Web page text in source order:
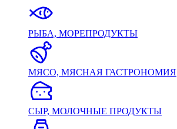
РЫБА, МОРЕПРОДУКТЫ
МЯСО, МЯСНАЯ ГАСТРОНОМИЯ
СЫР, МОЛОЧНЫЕ ПРОДУКТЫ